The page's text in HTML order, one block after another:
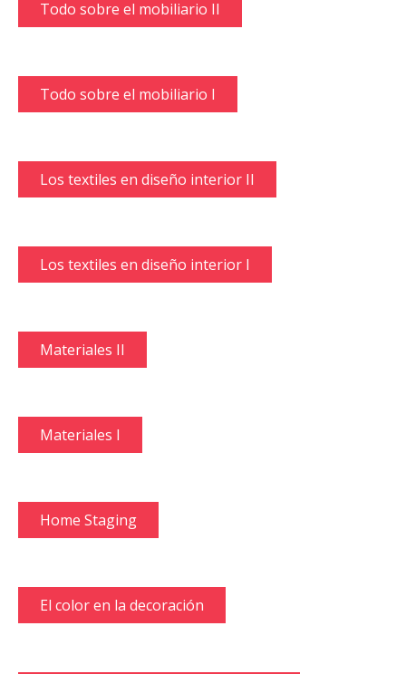
Todo sobre el mobiliario II
Todo sobre el mobiliario I
Los textiles en diseño interior II
Los textiles en diseño interior I
Materiales II
Materiales I
Home Staging
El color en la decoración